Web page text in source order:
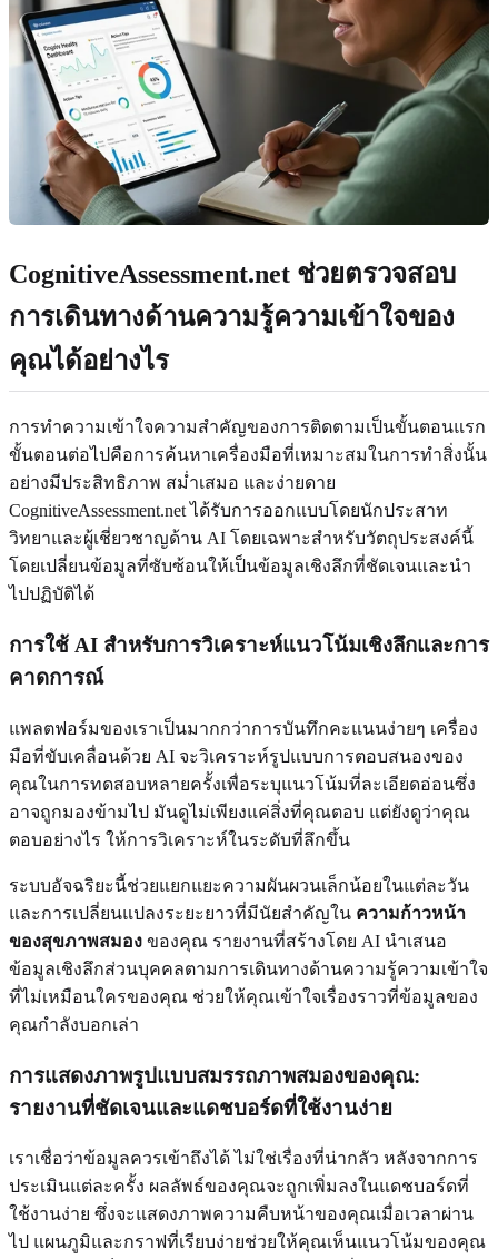
CognitiveAssessment.net ช่วยตรวจสอบ
การเดินทางด้านความรู้ความเข้าใจของ
คุณได้อย่างไร
การทำความเข้าใจความสำคัญของการติดตามเป็นขั้นตอนแรก
ขั้นตอนต่อไปคือการค้นหาเครื่องมือที่เหมาะสมในการทำสิ่งนั้น
อย่างมีประสิทธิภาพ สม่ำเสมอ และง่ายดาย
CognitiveAssessment.net ได้รับการออกแบบโดยนักประสาท
วิทยาและผู้เชี่ยวชาญด้าน AI โดยเฉพาะสำหรับวัตถุประสงค์นี้
โดยเปลี่ยนข้อมูลที่ซับซ้อนให้เป็นข้อมูลเชิงลึกที่ชัดเจนและนำ
ไปปฏิบัติได้
การใช้ AI สำหรับการวิเคราะห์แนวโน้มเชิงลึกและการ
คาดการณ์
แพลตฟอร์มของเราเป็นมากกว่าการบันทึกคะแนนง่ายๆ เครื่อง
มือที่ขับเคลื่อนด้วย AI จะวิเคราะห์รูปแบบการตอบสนองของ
คุณในการทดสอบหลายครั้งเพื่อระบุแนวโน้มที่ละเอียดอ่อนซึ่ง
อาจถูกมองข้ามไป มันดูไม่เพียงแค่สิ่งที่คุณตอบ แต่ยังดูว่าคุณ
ตอบอย่างไร ให้การวิเคราะห์ในระดับที่ลึกขึ้น
ระบบอัจฉริยะนี้ช่วยแยกแยะความผันผวนเล็กน้อยในแต่ละวัน
และการเปลี่ยนแปลงระยะยาวที่มีนัยสำคัญใน ความก้าวหน้า
ของสุขภาพสมอง ของคุณ รายงานที่สร้างโดย AI นำเสนอ
ข้อมูลเชิงลึกส่วนบุคคลตามการเดินทางด้านความรู้ความเข้าใจ
ที่ไม่เหมือนใครของคุณ ช่วยให้คุณเข้าใจเรื่องราวที่ข้อมูลของ
คุณกำลังบอกเล่า
การแสดงภาพรูปแบบสมรรถภาพสมองของคุณ:
รายงานที่ชัดเจนและแดชบอร์ดที่ใช้งานง่าย
เราเชื่อว่าข้อมูลควรเข้าถึงได้ ไม่ใช่เรื่องที่น่ากลัว หลังจากการ
ประเมินแต่ละครั้ง ผลลัพธ์ของคุณจะถูกเพิ่มลงในแดชบอร์ดที่
ใช้งานง่าย ซึ่งจะแสดงภาพความคืบหน้าของคุณเมื่อเวลาผ่าน
ไป แผนภูมิและกราฟที่เรียบง่ายช่วยให้คุณเห็นแนวโน้มของคุณ